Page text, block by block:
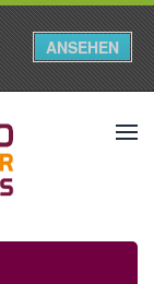
ANSEHEN